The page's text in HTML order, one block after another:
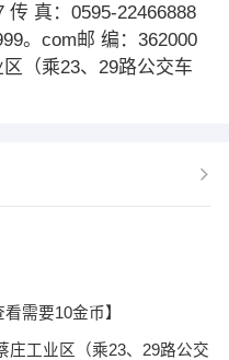
传 真：0595-22466888
。com邮 编：362000
（乘23、29路公交车
看需要10金币】
庄工业区（乘23、29路公交